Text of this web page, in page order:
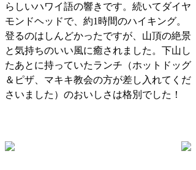
らしいハワイ語の響きです。続いてダイヤ
モンドヘッドで、約1時間のハイキング。
登るのはしんどかったですが、山頂の絶景
と気持ちのいい風に癒されました。下山し
たあとに持っていたランチ（ホットドッグ
＆ピザ、マキキ教会の方が差し入れてくだ
さいました）のおいしさは格別でした！